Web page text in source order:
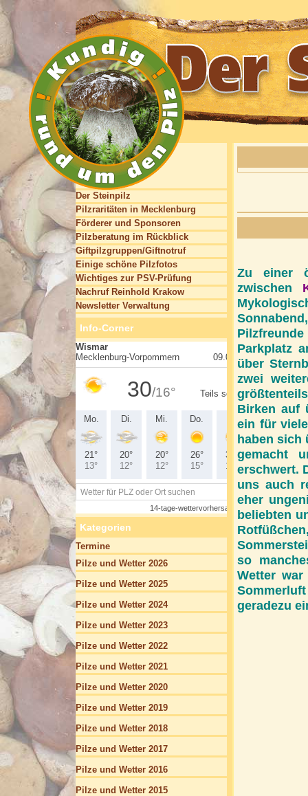
Zu einer
zwischen
Parkplatz
über
zwei
Birken auf
ein für
haben sich
gemacht
erschwert.
uns auch
eher
beliebten
so
Wetter
geradezu
Der Steinpilz
Pilzraritäten in Mecklenburg
Förderer und Sponsoren
Pilzberatung im Rückblick
Giftpilzgruppen/Giftnotruf
Einige schöne Pilzfotos
Wichtiges zur PSV-Prüfung
Nachruf Reinhold Krakow
Newsletter Verwaltung
Info-Corner
Kategorien
Termine
Pilze und Wetter 2026
Pilze und Wetter 2025
Pilze und Wetter 2024
Pilze und Wetter 2023
Pilze und Wetter 2022
Pilze und Wetter 2021
Pilze und Wetter 2020
Pilze und Wetter 2019
Pilze und Wetter 2018
Pilze und Wetter 2017
Pilze und Wetter 2016
Pilze und Wetter 2015